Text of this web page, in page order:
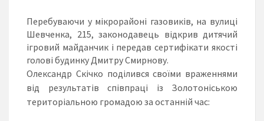
Перебуваючи у мікрорайоні газовиків, на вулиці
Шевченка, 215, законодавець відкрив дитячий
ігровий майданчик і передав сертифікати якості
голові будинку Дмитру Смирнову.
Олександр Скічко поділився своїми враженнями
від результатів співпраці із Золотоніською
територіальною громадою за останній час: